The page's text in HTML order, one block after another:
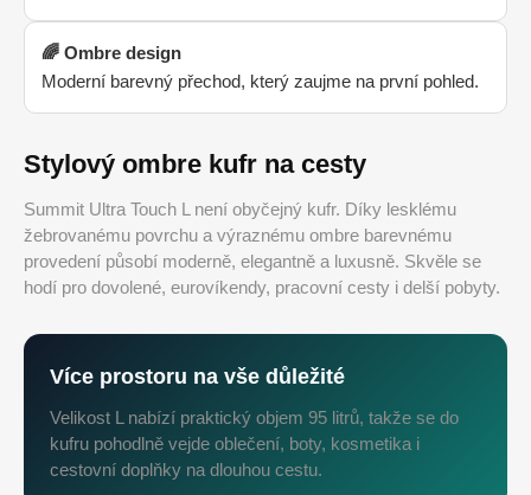
🌈 Ombre design
Moderní barevný přechod, který zaujme na první pohled.
Stylový ombre kufr na cesty
Summit Ultra Touch L není obyčejný kufr. Díky lesklému
žebrovanému povrchu a výraznému ombre barevnému
provedení působí moderně, elegantně a luxusně. Skvěle se
hodí pro dovolené, eurovíkendy, pracovní cesty i delší pobyty.
Více prostoru na vše důležité
Velikost L nabízí praktický objem 95 litrů, takže se do
kufru pohodlně vejde oblečení, boty, kosmetika i
cestovní doplňky na dlouhou cestu.